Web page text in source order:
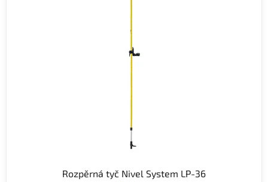
Rozpěrná tyč Nivel System LP-36